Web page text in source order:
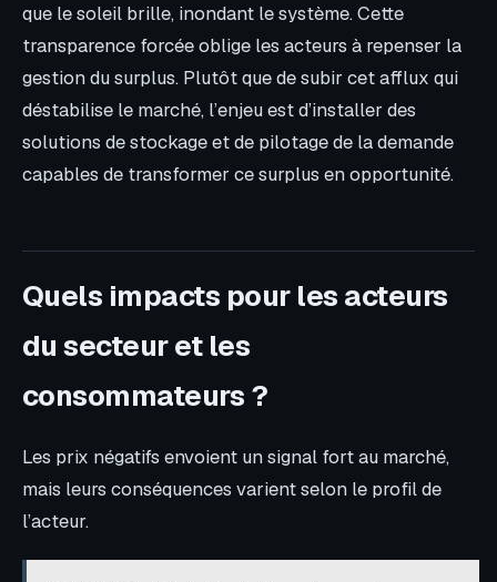
que le soleil brille, inondant le système. Cette
transparence forcée oblige les acteurs à repenser la
gestion du surplus. Plutôt que de subir cet afflux qui
déstabilise le marché, l’enjeu est d’installer des
solutions de stockage et de pilotage de la demande
capables de transformer ce surplus en opportunité.
Quels impacts pour les acteurs
du secteur et les
consommateurs ?
Les prix négatifs envoient un signal fort au marché,
mais leurs conséquences varient selon le profil de
l’acteur.